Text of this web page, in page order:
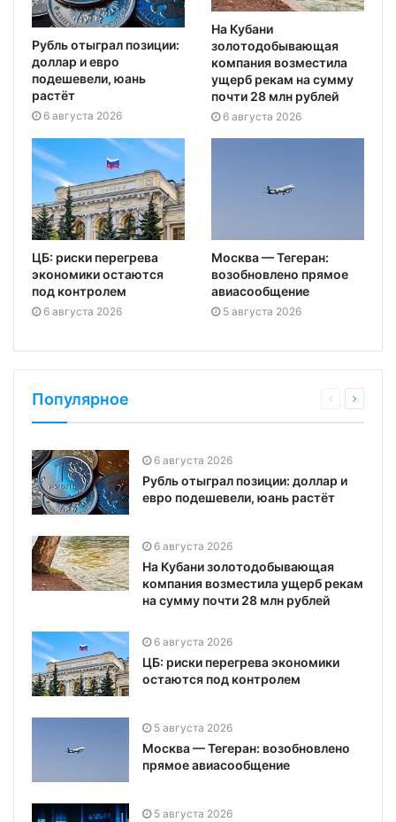
Рубль отыграл позиции:
доллар и евро
подешевели, юань
растёт
6 августа 2026
На Кубани
золотодобывающая
компания возместила
ущерб рекам на сумму
почти 28 млн рублей
6 августа 2026
ЦБ: риски перегрева
экономики остаются
под контролем
6 августа 2026
Москва — Тегеран:
возобновлено прямое
авиасообщение
5 августа 2026
Популярное
6 августа 2026
Рубль отыграл позиции: доллар и
евро подешевели, юань растёт
6 августа 2026
На Кубани золотодобывающая
компания возместила ущерб рекам
на сумму почти 28 млн рублей
6 августа 2026
ЦБ: риски перегрева экономики
остаются под контролем
5 августа 2026
Москва — Тегеран: возобновлено
прямое авиасообщение
5 августа 2026